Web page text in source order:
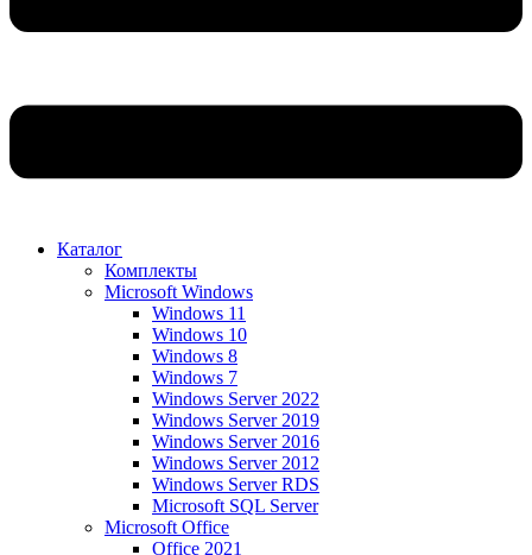
Каталог
Комплекты
Microsoft Windows
Windows 11
Windows 10
Windows 8
Windows 7
Windows Server 2022
Windows Server 2019
Windows Server 2016
Windows Server 2012
Windows Server RDS
Microsoft SQL Server
Microsoft Office
Office 2021